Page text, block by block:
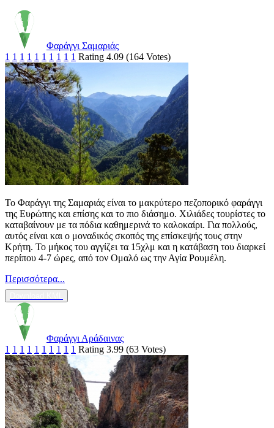
Φαράγγι Σαμαριάς
1 1 1 1 1 1 1 1 1 1 Rating 4.09 (164 Votes)
Το Φαράγγι της Σαμαριάς είναι το μακρύτερο πεζοπορικό φαράγγι
της Ευρώπης και επίσης και το πιο διάσημο. Χιλιάδες τουρίστες το
καταβαίνουν με τα πόδια καθημερινά το καλοκαίρι. Για πολλούς,
αυτός είναι και ο μοναδικός σκοπός της επίσκεψής τους στην
Κρήτη. Το μήκος του αγγίζει τα 15χλμ και η κατάβαση του διαρκεί
περίπου 4-7 ώρες, από τον Ομαλό ως την Αγία Ρουμέλη.
Περισσότερα...
Φαράγγι Αράδαινας
1 1 1 1 1 1 1 1 1 1 Rating 3.99 (63 Votes)